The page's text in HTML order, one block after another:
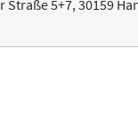
Straße 5+7, 30159